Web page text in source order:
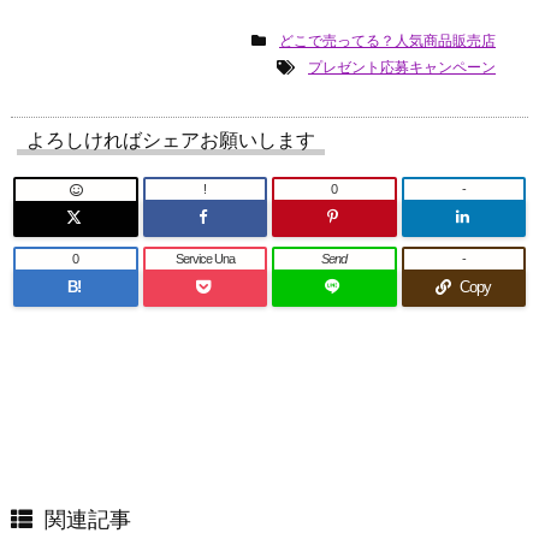
どこで売ってる？人気商品販売店
プレゼント応募キャンペーン
よろしければシェアお願いします
! 0 -
B!
0 Service Una Send
Copy
-
関連記事